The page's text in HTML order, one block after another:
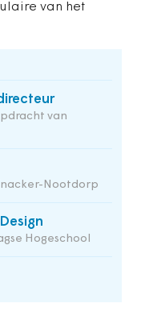
van het
van
Nootdorp
Hogeschool